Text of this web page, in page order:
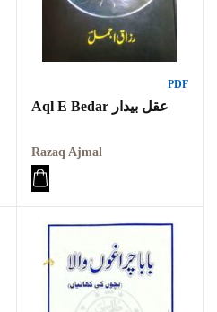
PDF
Aql E Bedar عقل بیدار
Razaq Ajmal